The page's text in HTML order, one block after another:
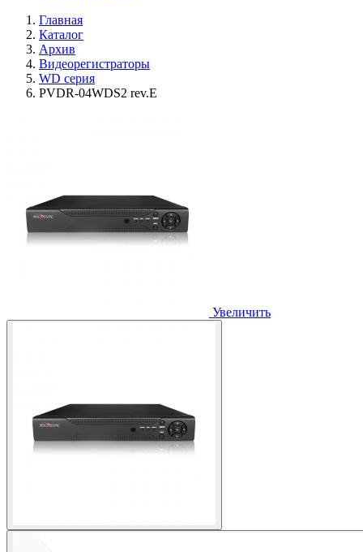
Главная
Каталог
Архив
Видеорегистраторы
WD серия
PVDR-04WDS2 rev.E
Увеличить